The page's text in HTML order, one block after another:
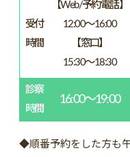
受付
時間
【Web/予約電話】
12:00～16:00
【窓口】
15:30～18:30
診察
時間
16:00～19:00
◆順番予約をした方も